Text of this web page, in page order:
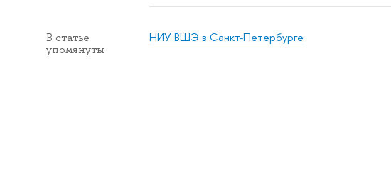
В статье
упомянуты
НИУ ВШЭ в Санкт-Петербурге